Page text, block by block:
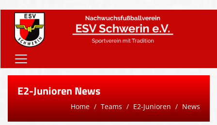
Home
Onlineshop
Vereinsnews
E2-Junioren News
Home Teams E2-Junioren News